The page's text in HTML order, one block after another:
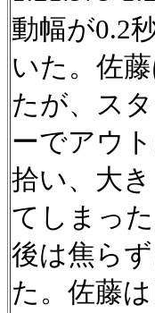
動幅が0.2
いた。佐
たが、ス
ーでアウ
拾い、大
てしまっ
後は焦ら
た。佐藤